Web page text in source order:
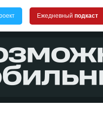
Ежедневный подкаст